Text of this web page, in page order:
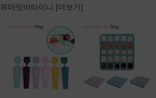
위마잇비타이니 [더보기]